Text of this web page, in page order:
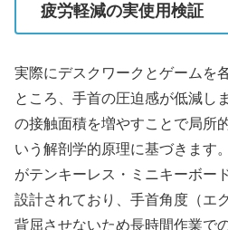
疲労軽減の実使用検証
実際にデスクワークとゲームを
ところ、手首の圧迫感が低減し
の接触面積を増やすことで局所
いう解剖学的原理に基づきます
がテンキーレス・ミニキーボー
設計されており、手首角度（エ
背屈させないため長時間作業で